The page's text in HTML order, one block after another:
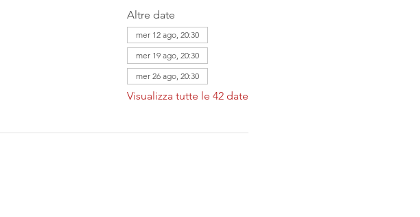
Altre date
mer 12 ago, 20:30
mer 19 ago, 20:30
mer 26 ago, 20:30
Visualizza tutte le 42 date